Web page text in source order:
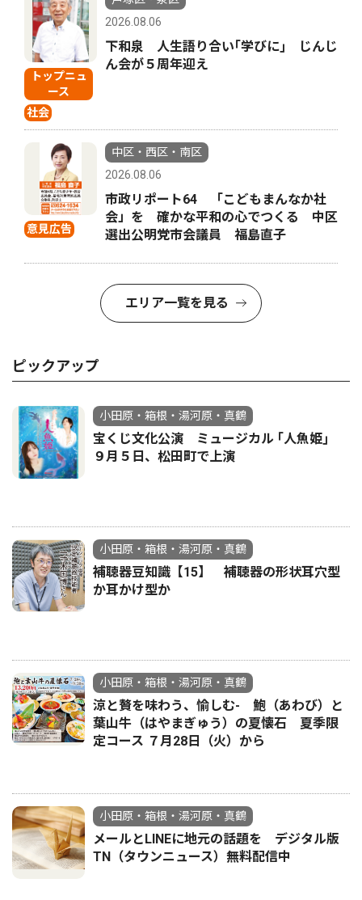
トップニュ
ース
社会
2026.08.06
下和泉 人生語り合い｢学びに｣ じんじ
ん会が５周年迎え
意見広告
中区・西区・南区
2026.08.06
市政リポート64 「こどもまんなか社
会」を 確かな平和の心でつくる 中区
選出公明党市会議員 福島直子
エリア一覧を見る
ピックアップ
小田原・箱根・湯河原・真鶴
宝くじ文化公演 ミュージカル ｢人魚姫｣
９月５日、松田町で上演
小田原・箱根・湯河原・真鶴
補聴器豆知識【15】 補聴器の形状耳穴型
か耳かけ型か
小田原・箱根・湯河原・真鶴
涼と贅を味わう、愉しむ- 鮑（あわび）と
葉山牛（はやまぎゅう）の夏懐石 夏季限
定コース ７月28日（火）から
小田原・箱根・湯河原・真鶴
メールとLINEに地元の話題を デジタル版
TN（タウンニュース）無料配信中